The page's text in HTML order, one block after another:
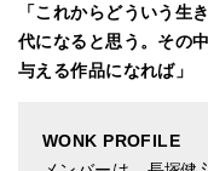
「これからどういう生
代になると思う。その
与える作品になれば」
WONK PROFILE